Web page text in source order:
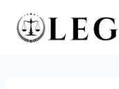
Saltar